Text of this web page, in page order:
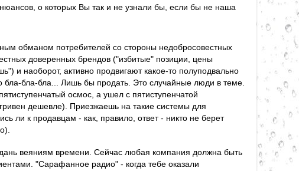
о которых Вы так и не узнали бы, если бы не наша
обманом потребителей со стороны недобросовестных
доверенных брендов ("избитые" позиции, цены
и наоборот, активно продвигают какое-то полуподвально
бла-бла... Лишь бы продать. Это случайные люди в теме.
осмос, а ушел с пятиступенчатой
дешевле). Приезжаешь на такие системы для
ли к продавцам - как, правило, ответ - никто не берет
веяниям времени. Сейчас любая компания должна быть
"Сарафанное радио" - когда тебе оказали